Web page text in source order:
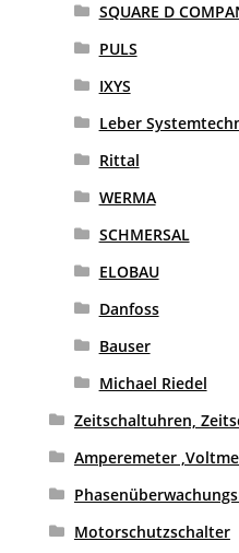
SQUARE D
PULS
IXYS
Leber
Rittal
WERMA
SCHMERSAL
ELOBAU
Danfoss
Bauser
Michael Riedel
Zeitschaltuhren,
Amperemeter
Motorschutzschalter